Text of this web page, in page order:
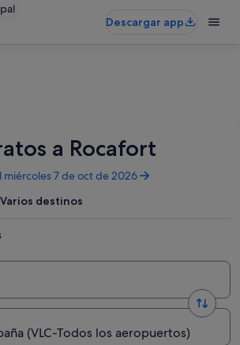
Descargar app
a Rocafort
miércoles 7 de oct de 2026
Varios destinos
(VLC-Todos los aeropuertos)